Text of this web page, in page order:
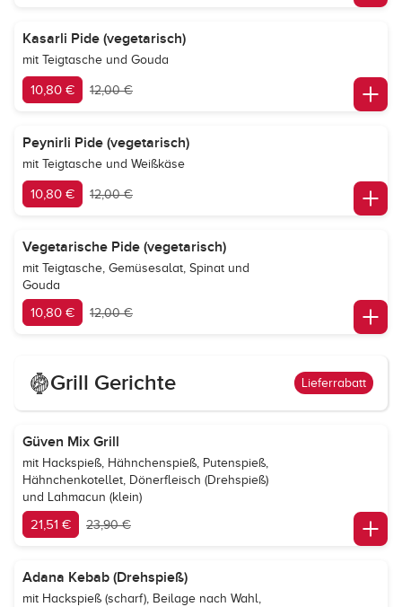
Kasarli Pide (vegetarisch)
mit Teigtasche und Gouda
10,80 € 12,00 €
Peynirli Pide (vegetarisch)
mit Teigtasche und Weißkäse
10,80 € 12,00 €
Vegetarische Pide (vegetarisch)
mit Teigtasche, Gemüsesalat, Spinat und
Gouda
10,80 € 12,00 €
Grill Gerichte Lieferrabatt
Güven Mix Grill
mit Hackspieß, Hähnchenspieß, Putenspieß,
Hähnchenkotellet, Dönerfleisch (Drehspieß)
und Lahmacun (klein)
21,51 € 23,90 €
Adana Kebab (Drehspieß)
mit Hackspieß (scharf), Beilage nach Wahl,